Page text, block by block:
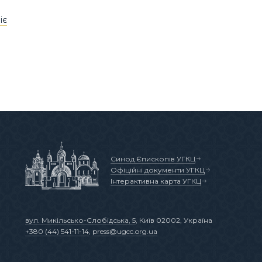
вул. Микільсько-Слобідська, 5, Київ 02002, Україна
+380 (44) 541-11-14, press@ugcc.org.ua
Синод Єпископів УГКЦ
Офіційні документи УГКЦ
Інтерактивна карта УГКЦ